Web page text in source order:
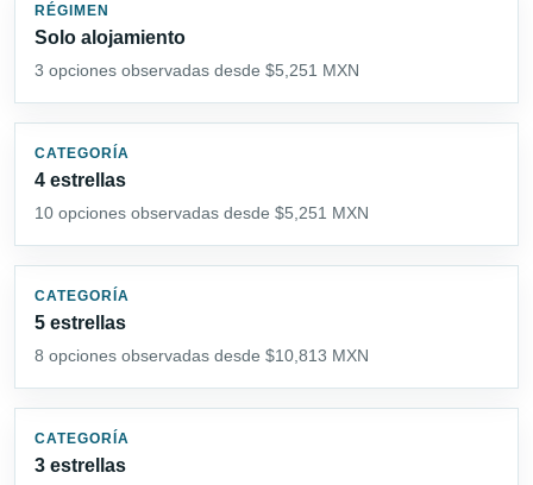
RÉGIMEN
Solo alojamiento
3 opciones observadas desde $5,251 MXN
CATEGORÍA
4 estrellas
10 opciones observadas desde $5,251 MXN
CATEGORÍA
5 estrellas
8 opciones observadas desde $10,813 MXN
CATEGORÍA
3 estrellas